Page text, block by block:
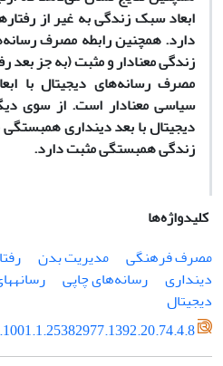
ابعاد سبک زندگی به غیر از
دارد. همچنین رابطه مصرف
زندگی معنا‌دار و مثبت (به جز بعد
مصرف رسانه‌های دیجیتال با
سیاسی معنا‌دار است. از سوی
دیجیتال با بعد دینداری
زندگی همبستگی مثبت دارد.
کلیدواژه‌ها
مصرف فرهنگی
مدیریت بدن
دینداری
رسانه‌های چاپی
دیجیتال